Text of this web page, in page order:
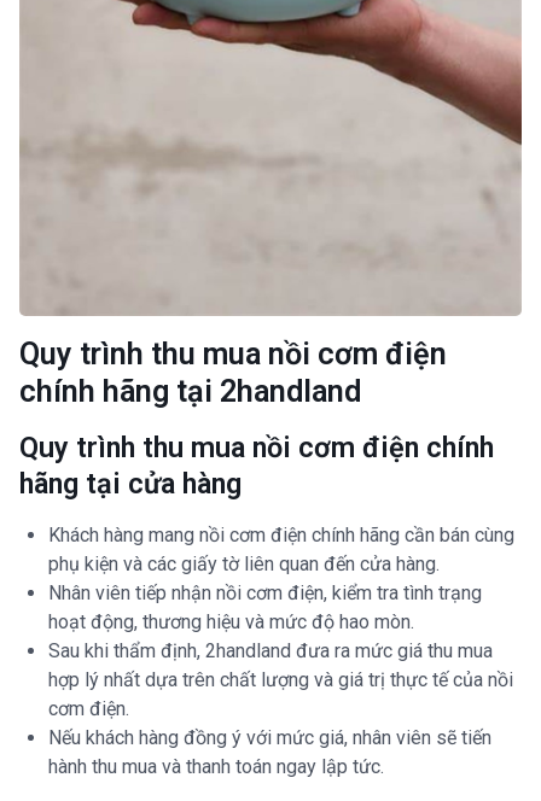
Quy trình thu mua nồi cơm điện
chính hãng tại 2handland
Quy trình thu mua nồi cơm điện chính
hãng tại cửa hàng
Khách hàng mang nồi cơm điện chính hãng cần bán cùng
phụ kiện và các giấy tờ liên quan đến cửa hàng.
Nhân viên tiếp nhận nồi cơm điện, kiểm tra tình trạng
hoạt động, thương hiệu và mức độ hao mòn.
Sau khi thẩm định, 2handland đưa ra mức giá thu mua
hợp lý nhất dựa trên chất lượng và giá trị thực tế của nồi
cơm điện.
Nếu khách hàng đồng ý với mức giá, nhân viên sẽ tiến
hành thu mua và thanh toán ngay lập tức.